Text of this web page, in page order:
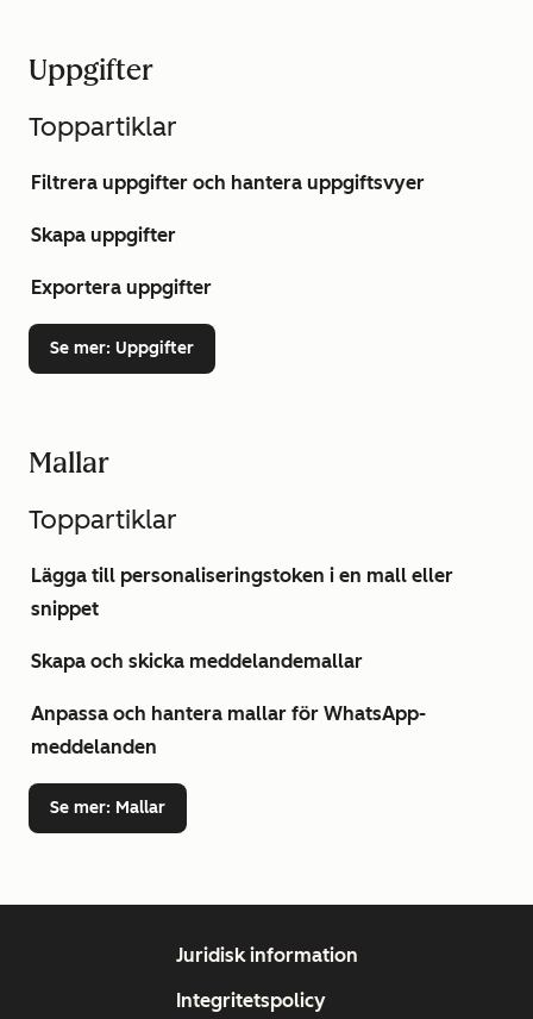
Uppgifter
Toppartiklar
Filtrera uppgifter och hantera uppgiftsvyer
Skapa uppgifter
Exportera uppgifter
Se mer: Uppgifter
Mallar
Toppartiklar
Lägga till personaliseringstoken i en mall eller
snippet
Skapa och skicka meddelandemallar
Anpassa och hantera mallar för WhatsApp-
meddelanden
Se mer: Mallar
Juridisk information
Integritetspolicy